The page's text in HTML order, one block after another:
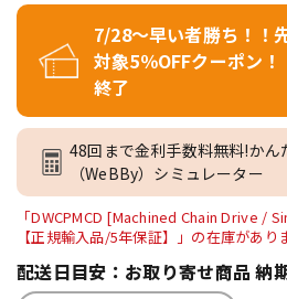
7/28～早い者勝ち！！
対象5％OFFクーポン
終了
48回まで金利手数料無料!かん
（WeBBy）シミュレーター
「DWCPMCD [Machined Chain Drive /
【正規輸入品/5年保証】」の在庫があり
配送日目安：お取り寄せ商品 納